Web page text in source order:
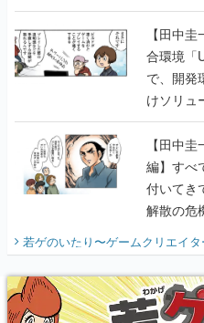
のいたり
【田中
合環境「
で、開発
けソリュ
に行って
【田中
編】すべ
付いてき
解散の危
『少年ジ
り】
若ゲのいたり〜ゲームクリエイ